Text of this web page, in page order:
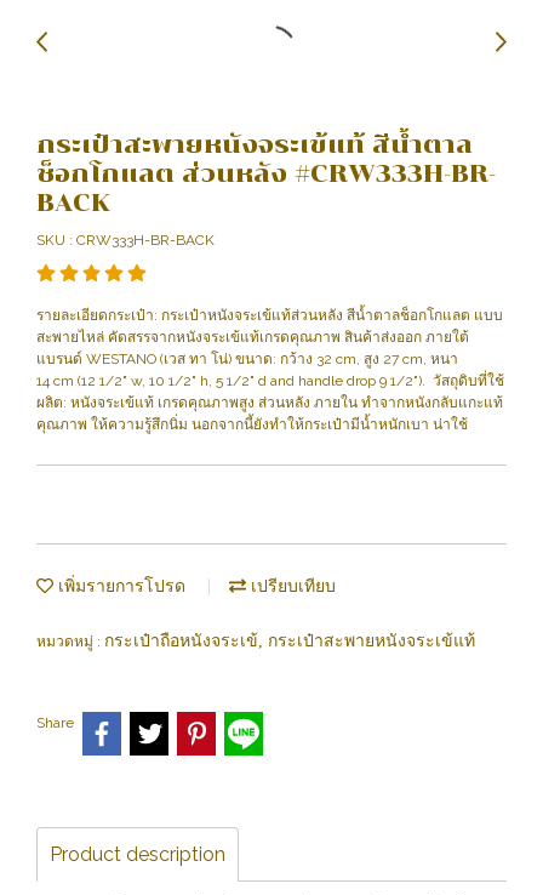
กระเป๋าสะพายหนังจระเข้แท้ สีน้ำตาล
ช็อกโกแลต ส่วนหลัง #CRW333H-BR-
BACK
SKU : CRW333H-BR-BACK
รายละเอียดกระเป๋า: กระเป๋าหนังจระเข้แท้ส่วนหลัง สีน้ำตาลช็อกโกแลต แบบ
สะพายไหล่ คัดสรรจากหนังจระเข้แท้เกรดคุณภาพ สินค้าส่งออก ภายใต้
แบรนด์ WESTANO (เวส ทา โน่) ขนาด: กว้าง 32 cm, สูง 27 cm, หนา
14 cm (12 1/2" w, 10 1/2" h, 5 1/2" d and handle drop 9 1/2"). วัสถุดิบที่ใช้
ผลิต: หนังจระเข้แท้ เกรดคุณภาพสูง ส่วนหลัง ภายใน ทำจากหนังกลับแกะแท้
คุณภาพ ให้ความรู้สึกนิ่ม นอกจากนี้ยังทำให้กระเป๋ามีน้ำหนักเบา น่าใช้
เพิ่มรายการโปรด เปรียบเทียบ
หมวดหมู่ : กระเป๋าถือหนังจระเข้, กระเป๋าสะพายหนังจระเข้แท้
Share
Product description